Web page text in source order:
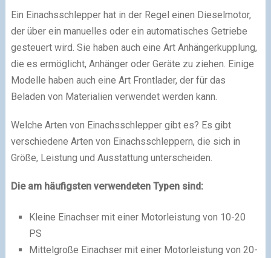
Ein Einachsschlepper hat in der Regel einen Dieselmotor,
der über ein manuelles oder ein automatisches Getriebe
gesteuert wird. Sie haben auch eine Art Anhängerkupplung,
die es ermöglicht, Anhänger oder Geräte zu ziehen. Einige
Modelle haben auch eine Art Frontlader, der für das
Beladen von Materialien verwendet werden kann.
Welche Arten von Einachsschlepper gibt es? Es gibt
verschiedene Arten von Einachsschleppern, die sich in
Größe, Leistung und Ausstattung unterscheiden.
Die am häufigsten verwendeten Typen sind:
Kleine Einachser mit einer Motorleistung von 10-20
PS
Mittelgroße Einachser mit einer Motorleistung von 20-